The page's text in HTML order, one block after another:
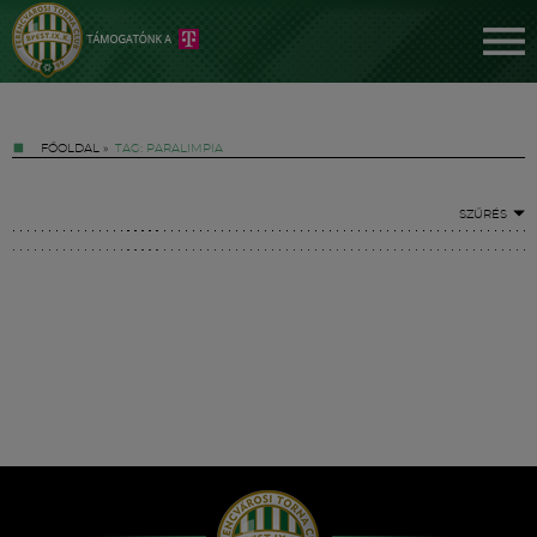
FŐOLDAL » TAG: PARALIMPIA
SZŰRÉS
Hírek